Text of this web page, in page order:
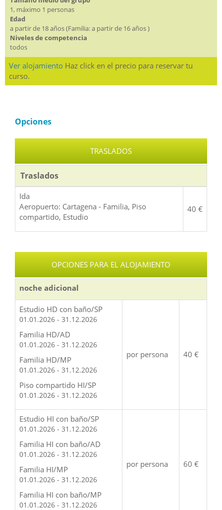
1, máximo 1 personas
Edad
a partir de 18 años (Familia: a partir de 16 años )
Niveles de competencia
todos
Ver alojamiento Haz click en el precio para reservar tu
curso.
Opciones
TRASLADOS
Traslados
Ida
Aeropuerto: Cartagena - Familia, Piso
compartido, Estudio
40 €
OPCIONES PARA EL ALOJAMIENTO
noche adicional
Estudio HD con baño/SP
01.01.2026 - 31.12.2026
Familia HD/AD
01.01.2026 - 31.12.2026
Familia HD/MP
01.01.2026 - 31.12.2026
Piso compartido HI/SP
01.01.2026 - 31.12.2026
por persona 40 €
Estudio HI con baño/SP
01.01.2026 - 31.12.2026
Familia HI con baño/AD
01.01.2026 - 31.12.2026
Familia HI/MP
01.01.2026 - 31.12.2026
Familia HI con baño/MP
01.01.2026 - 31.12.2026
por persona 60 €